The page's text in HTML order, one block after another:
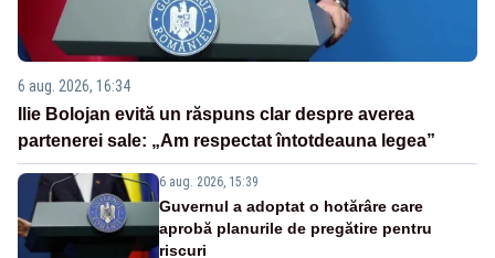
6 aug. 2026, 16:34
Ilie Bolojan evită un răspuns clar despre averea
partenerei sale: „Am respectat întotdeauna legea”
6 aug. 2026, 15:39
Guvernul a adoptat o hotărâre care
aprobă planurile de pregătire pentru
riscuri